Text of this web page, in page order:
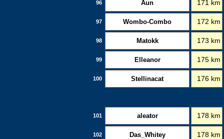
96 Aun 171 km
97 Wombo-Combo 172 km
98 Matokk 173 km
99 Elleanor 175 km
100 Stellinacat 176 km
101 aleator 178 km
102 Das_Whitey 178 km